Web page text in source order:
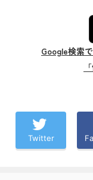
Google検索
Twitter